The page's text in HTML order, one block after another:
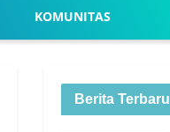
KOMUNITAS
Berita Terbaru